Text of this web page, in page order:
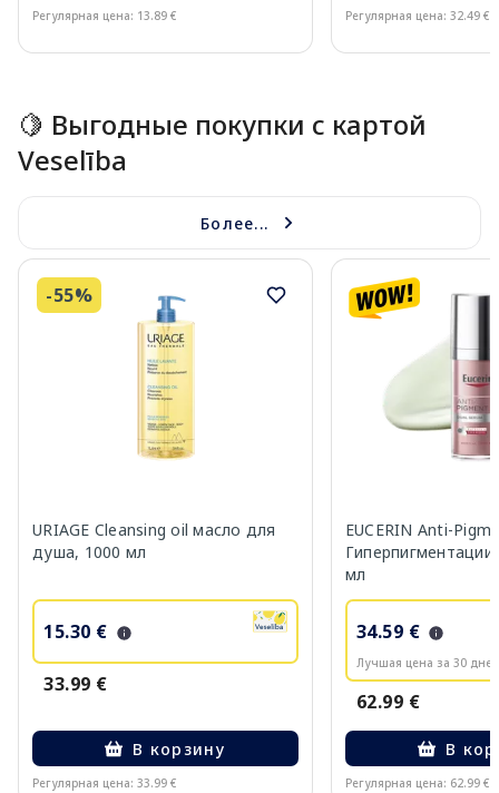
Регулярная цена: 13.89 € Регулярная цена: 32.49 €
🍋 Выгодные покупки с картой
Veselība
Более...
-55%
URIAGE Cleansing oil масло для
душа, 1000 мл
15.30 €
33.99 €
В корзину
Регулярная цена: 33.99 €
EUCERIN Anti-
мл
34.59 €
Лучшая цена за 30
62.99 €
В
Регулярная цена: 62.99 €